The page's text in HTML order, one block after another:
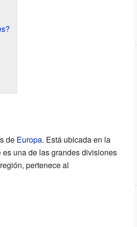
de Europa. Está ubicada en la
es una de las grandes divisiones
pertenece al